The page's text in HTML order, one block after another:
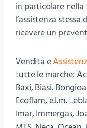
in particolare nella
l’assistenza
ricevere un
Vendita e
tutte le marche:
Baxi, Biasi,
Ecoflam, e.l.m.
Imar, Immergas,